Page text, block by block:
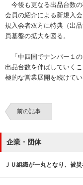
今後も更なる出品台数の
会員の紹介による新規入
規入会者双方に特典（出
員基盤の拡大を図る。
「中四国でナンバー１の
出品台数を伸ばしていく
極的な営業展開を続けてい
前の記事
企業・団体
ＪＵ組織が一丸となり、被